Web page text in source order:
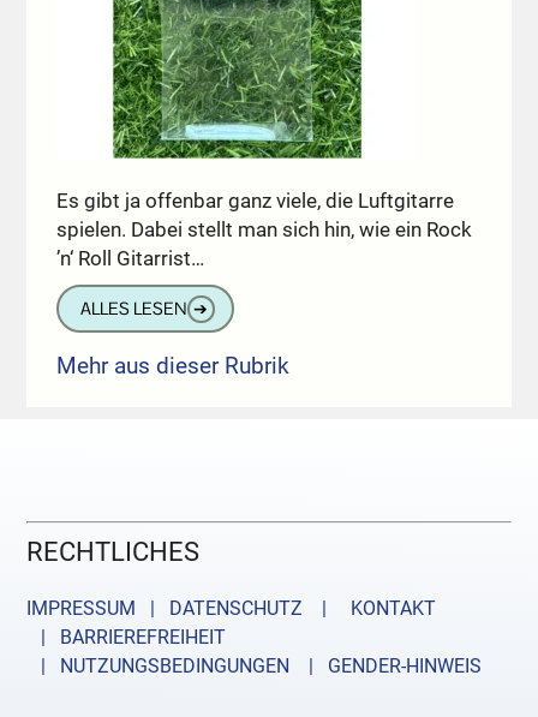
Es gibt ja offenbar ganz viele, die Luftgitarre
spielen. Dabei stellt man sich hin, wie ein Rock
’n‘ Roll Gitarrist…
ALLES LESEN ➔
Mehr aus dieser Rubrik
RECHTLICHES
IMPRESSUM | DATENSCHUTZ |
KONTAKT
| BARRIEREFREIHEIT
| NUTZUNGSBEDINGUNGEN
| GENDER-HINWEIS